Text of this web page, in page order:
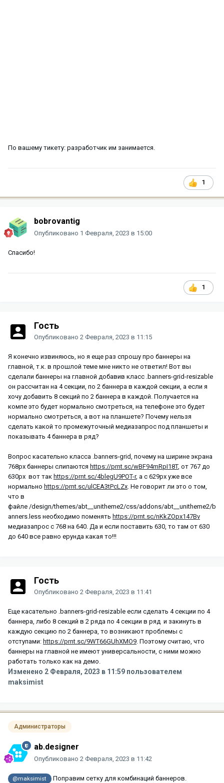
По вашему тикету: разработчик им занимается.
1
bobrovantig
Опубликовано 1 Февраля, 2023 в 15:00
Спасибо!
1
Гость
Опубликовано 2 Февраля, 2023 в 11:15
Я конечно извиняюсь, но я еще раз спрошу про баннеры на
главной, т.к. в прошлой теме мне никто не ответил! Вот вы
сделали баннеры на главной добавив класс .banners-grid-resizable
он рассчитан на 4 секции, по 2 баннера в каждой секции, а если я
хочу добавить 8 секций по 2 баннера в каждой. Получается на
компе это будет нормально смотреться, на телефоне это будет
нормально смотреться, а вот на планшете? Почему нельзя
сделать какой то промежуточный медиазапрос под планшеты и
показывать 4 баннера в ряд?
Вопрос касательно класса .banners-grid, почему на ширине экрана
768px баннеры слипаются https://prnt.sc/wBF94mRpI18T, от 767 до
630px вот так https://prnt.sc/4blegU9POT-r, а с 629px уже все
нормально https://prnt.sc/ulCEA3tPcLZx. Не говорит ли это о том,
что в
файле /design/themes/abt__unitheme2/css/addons/abt__unitheme2/b
anners.less необходимо поменять https://prnt.sc/nKkZOpx147Bv
медиазапрос с 768 на 640. Да и если поставить 630, то там от 630
до 640 все равно ерунда какая то!!!
Гость
Опубликовано 2 Февраля, 2023 в 11:41
Еще касательно .banners-grid-resizable если сделать 4 секции по 4
баннера, либо 8 секций в 2 ряда по 4 секции в ряд и закинуть в
каждую секцию по 2 баннера, то возникают проблемы с
отступами: https://prnt.sc/9WT66GUhXMO9. Поэтому считаю, что
баннеры на главной не имеют универсальности, с ними можно
работать только как на демо.
Изменено 2 Февраля, 2023 в 11:59 пользователем
maksimist
Администраторы
ab.designer
Опубликовано 2 Февраля, 2023 в 11:42
@maksimist Поправим сетку для комбинаций баннеров.